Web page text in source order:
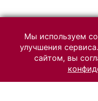
Мы используем
улучшения
сайтом, вы